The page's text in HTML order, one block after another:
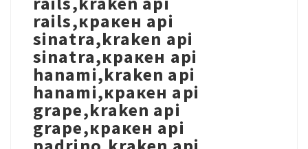
rails,кракен api
sinatra,kraken api
sinatra,кракен api
hanami,kraken api
hanami,кракен api
grape,kraken api
grape,кракен api